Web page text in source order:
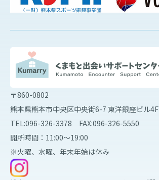
〒860-0802
熊本県熊本市中央区中央街6-7 東洋銀座ビル4F
TEL:096-326-3378 FAX:096-326-5550
開所時間：11:00～19:00
※火曜、水曜、年末年始は休み